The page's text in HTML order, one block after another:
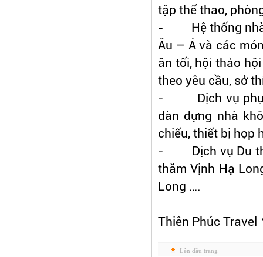
tập thể thao,
- Hệ thống nhà
Âu – Á và các
ăn tối, hội thảo
theo yêu cầu, sở
- Dịch vụ phục
dàn dựng nhà
chiếu, thiết bị họp
- Dịch vụ Du
thăm Vịnh Hạ
Long ….
Thiên Phúc Travel
Lên đầu trang